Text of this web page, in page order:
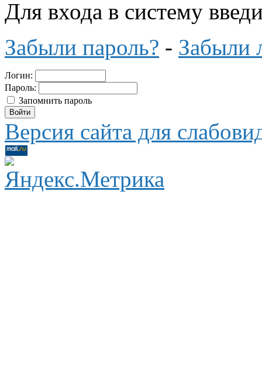
Для входа в систему
Забыли пароль? - Забыли
Логин:
Пароль:
Запомнить пароль
Версия сайта для